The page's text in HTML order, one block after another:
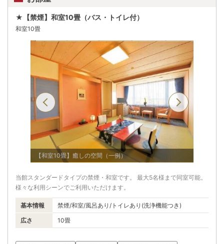
★【禁煙】和室10畳（バス・トイレ付）
和室10畳
【和室10畳】癒しの空間（一例）
当館スタンダードタイプの禁煙・和室です。 最大5名様まで同室可能。
様々な利用シーンでご利用いただけます。
基本情報
禁煙/和室/風呂あり/トイレあり(洗浄機能つき)
広さ
10畳